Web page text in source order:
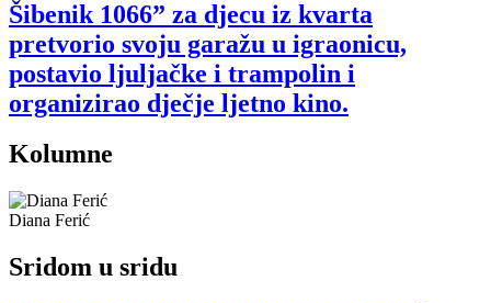
Šibenik 1066” za djecu iz kvarta
pretvorio svoju garažu u igraonicu,
postavio ljuljačke i trampolin i
organizirao dječje ljetno kino.
Kolumne
Diana Ferić
Sridom u sridu